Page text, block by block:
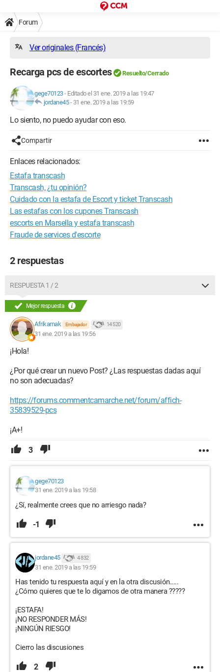
Forum
Ver originales (Francés)
Recarga pcs de escortes Resuelto/Cerrado
gege70123- Editado el 31 ene. 2019 a las 19:47
jordane45- 31 ene. 2019 a las 19:59
Lo siento, no puedo ayudar con eso.
Compartir
Enlaces relacionados:
Estafa transcash
Transcash, ¿tu opinión?
Cuidado con la estafa de Escort y ticket Transcash
Las estafas con los cupones Transcash
escorts en Marsella y estafa transcash
Fraude de services d'escorte
2 respuestas
RESPUESTA 1 / 2
Mejor respuesta
Afrikarnak Embajador 14 520
31 ene. 2019 a las 19:56
¡Hola!
¿Por qué crear un nuevo Post? ¿Las respuestas dadas aquí
no son adecuadas?
https://forums.commentcamarche.net/forum/affich-
35839529-pcs
¡A+!
3
gege70123
31 ene. 2019 a las 19:58
¿Sí, realmente crees que no arriesgo nada?
-1
jordane45 4 832
31 ene. 2019 a las 19:59
Has tenido tu respuesta aquí y en la otra discusión.....
¿Cómo quieres que te lo digamos de otra manera ?????
¡ESTAFA!
¡NO RESPONDER MÁS!
¡NINGÚN RIESGO!
Cierro las discusiones
2